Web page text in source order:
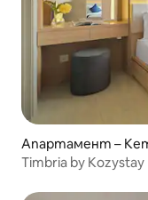
Апартамент –
Timbria by Kozystay